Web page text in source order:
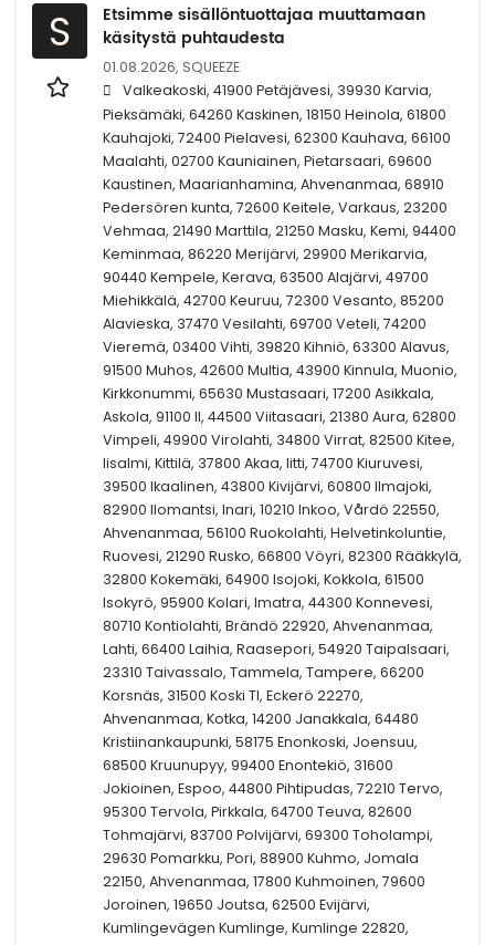
S
Etsimme sisällöntuottajaa muuttamaan
käsitystä puhtaudesta
01.08.2026, SQUEEZE
Valkeakoski, 41900 Petäjävesi, 39930 Karvia,
Pieksämäki, 64260 Kaskinen, 18150 Heinola, 61800
Kauhajoki, 72400 Pielavesi, 62300 Kauhava, 66100
Maalahti, 02700 Kauniainen, Pietarsaari, 69600
Kaustinen, Maarianhamina, Ahvenanmaa, 68910
Pedersören kunta, 72600 Keitele, Varkaus, 23200
Vehmaa, 21490 Marttila, 21250 Masku, Kemi, 94400
Keminmaa, 86220 Merijärvi, 29900 Merikarvia,
90440 Kempele, Kerava, 63500 Alajärvi, 49700
Miehikkälä, 42700 Keuruu, 72300 Vesanto, 85200
Alavieska, 37470 Vesilahti, 69700 Veteli, 74200
Vieremä, 03400 Vihti, 39820 Kihniö, 63300 Alavus,
91500 Muhos, 42600 Multia, 43900 Kinnula, Muonio,
Kirkkonummi, 65630 Mustasaari, 17200 Asikkala,
Askola, 91100 II, 44500 Viitasaari, 21380 Aura, 62800
Vimpeli, 49900 Virolahti, 34800 Virrat, 82500 Kitee,
Iisalmi, Kittilä, 37800 Akaa, Iitti, 74700 Kiuruvesi,
39500 Ikaalinen, 43800 Kivijärvi, 60800 Ilmajoki,
82900 Ilomantsi, Inari, 10210 Inkoo, Vårdö 22550,
Ahvenanmaa, 56100 Ruokolahti, Helvetinkoluntie,
Ruovesi, 21290 Rusko, 66800 Vöyri, 82300 Rääkkylä,
32800 Kokemäki, 64900 Isojoki, Kokkola, 61500
Isokyrö, 95900 Kolari, Imatra, 44300 Konnevesi,
80710 Kontiolahti, Brändö 22920, Ahvenanmaa,
Lahti, 66400 Laihia, Raasepori, 54920 Taipalsaari,
23310 Taivassalo, Tammela, Tampere, 66200
Korsnäs, 31500 Koski Tl, Eckerö 22270,
Ahvenanmaa, Kotka, 14200 Janakkala, 64480
Kristiinankaupunki, 58175 Enonkoski, Joensuu,
68500 Kruunupyy, 99400 Enontekiö, 31600
Jokioinen, Espoo, 44800 Pihtipudas, 72210 Tervo,
95300 Tervola, Pirkkala, 64700 Teuva, 82600
Tohmajärvi, 83700 Polvijärvi, 69300 Toholampi,
29630 Pomarkku, Pori, 88900 Kuhmo, Jomala
22150, Ahvenanmaa, 17800 Kuhmoinen, 79600
Joroinen, 19650 Joutsa, 62500 Evijärvi,
Kumlingevägen Kumlinge, Kumlinge 22820,